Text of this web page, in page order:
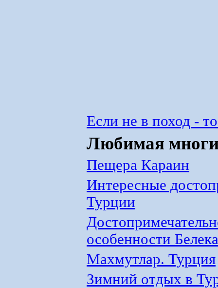
Если не в поход -
Любимая
Пещера Караин
Интересные
Турции
особенности Белека
Махмутлар. Турция
Зимний отдых в